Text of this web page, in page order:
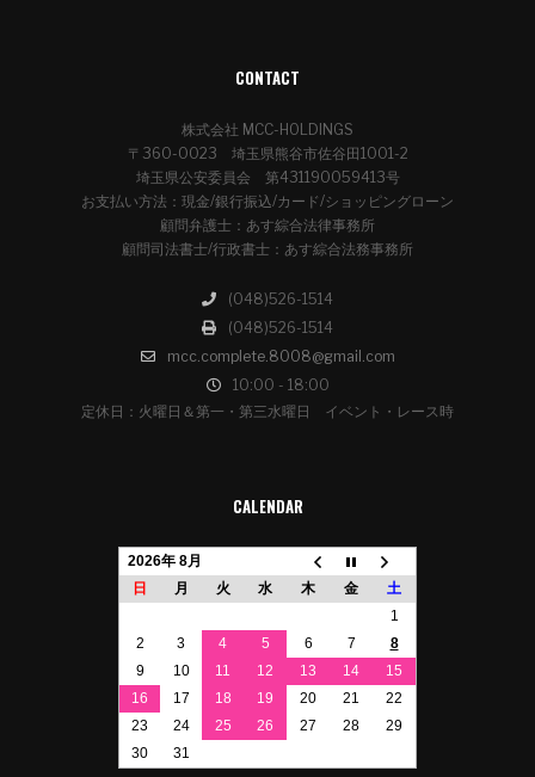
CONTACT
株式会社 MCC-HOLDINGS
〒360-0023 埼玉県熊谷市佐谷田1001-2
埼玉県公安委員会 第431190059413号
お支払い方法：現金/銀行振込/カード/ショッピングローン
顧問弁護士：あす綜合法律事務所
顧問司法書士/行政書士：あす綜合法務事務所
(048)526-1514
(048)526-1514
mcc.complete.8008@gmail.com
10:00 - 18:00
定休日：火曜日＆第一・第三水曜日 イベント・レース時
CALENDAR
2026年 8月
日
月 火 水 木 金
土
1
2
3 4 5 6 7
8
9
10 11 12 13 14
15
16
17 18 19 20 21
22
23
24 25 26 27 28
29
30
31